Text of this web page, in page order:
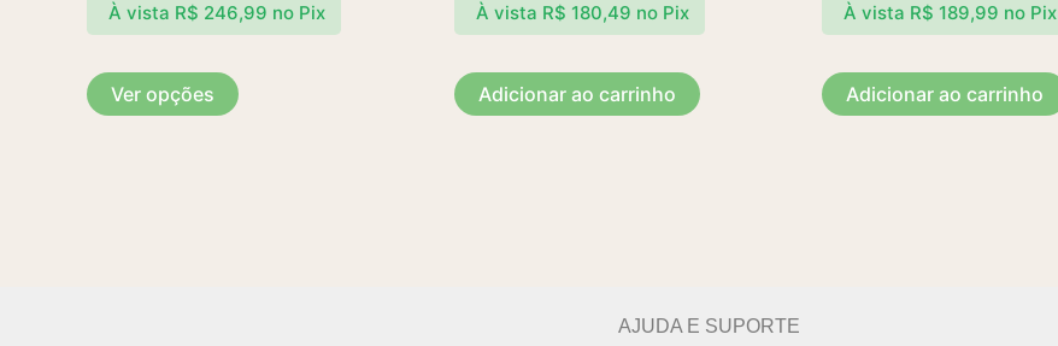
À vista R$ 246,99 no Pix
Ver opções
podem
À vista R$ 180,49 no Pix
Adicionar ao carrinho
À vista R$ 189,99 no Pix
Adicionar ao carrinho
AJUDA E SUPORTE